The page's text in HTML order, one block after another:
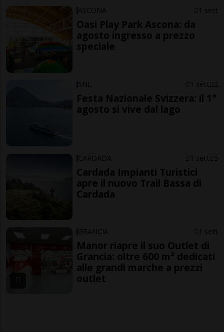
ASCONA 1 sett
Oasi Play Park Ascona: da
agosto ingresso a prezzo
speciale
SNL 1 sett 2
Festa Nazionale Svizzera: il 1°
agosto si vive dal lago
CARDADA 1 sett 5
Cardada Impianti Turistici
apre il nuovo Trail Bassa di
Cardada
GRANCIA 1 sett
Manor riapre il suo Outlet di
Grancia: oltre 600 m² dedicati
alle grandi marche a prezzi
outlet